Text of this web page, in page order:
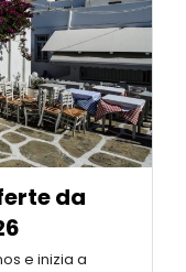
da
e inizia a